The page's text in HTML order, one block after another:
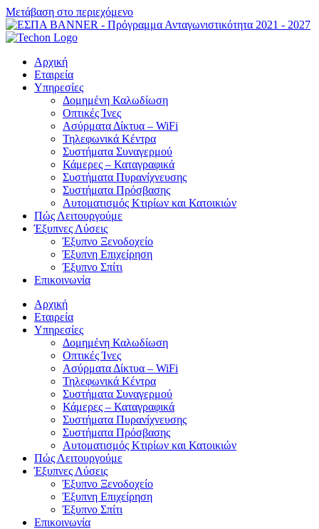
Μετάβαση στο περιεχόμενο
Αρχική
Εταιρεία
Υπηρεσίες
Δομημένη Καλωδίωση
Οπτικές Ίνες
Ασύρματα Δίκτυα – WiFi
Τηλεφωνικά Κέντρα
Συστήματα Συναγερμού
Κάμερες – Καταγραφικά
Συστήματα Πυρανίχνευσης
Συστήματα Πρόσβασης
Αυτοματισμός Κτιρίων και Κατοικιών
Πώς Λειτουργούμε
Έξυπνες Λύσεις
Έξυπνο Ξενοδοχείο
Έξυπνη Επιχείρηση
Έξυπνο Σπίτι
Επικοινωνία
Αρχική
Εταιρεία
Υπηρεσίες
Δομημένη Καλωδίωση
Οπτικές Ίνες
Ασύρματα Δίκτυα – WiFi
Τηλεφωνικά Κέντρα
Συστήματα Συναγερμού
Κάμερες – Καταγραφικά
Συστήματα Πυρανίχνευσης
Συστήματα Πρόσβασης
Αυτοματισμός Κτιρίων και Κατοικιών
Πώς Λειτουργούμε
Έξυπνες Λύσεις
Έξυπνο Ξενοδοχείο
Έξυπνη Επιχείρηση
Έξυπνο Σπίτι
Επικοινωνία